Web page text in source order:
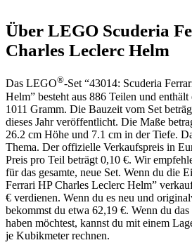
Über LEGO Scuderia
Charles Leclerc Helm
Das LEGO®-Set “43014: Scuderia
Helm” besteht aus 886 Teilen und
1011 Gramm. Die Bauzeit vom Set
dieses Jahr veröffentlicht. Die Maße
26.2 cm Höhe und 7.1 cm in der Tiefe.
Thema. Der offizielle Verkaufspreis in
Preis pro Teil beträgt 0,10 €. Wir
für das gesamte, neue Set. Wenn du die
Ferrari HP Charles Leclerc Helm”
€ verdienen. Wenn du es neu und
bekommst du etwa 62,19 €. Wenn du
haben möchtest, kannst du mit einem
je Kubikmeter rechnen.